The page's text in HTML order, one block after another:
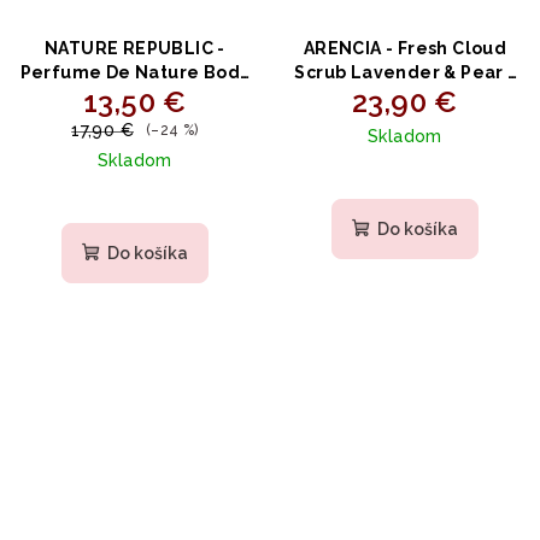
NATURE REPUBLIC -
Perfume De Nature Body
Oil Wash SUNSHINE
BERRY - Parfumovaný
olejový sprchový gél s
glycerínom a ovocnými
13,50 €
17,90 € (–24 %)
Skladom
Do košíka
ARENCIA - Fresh Cloud
Scrub Lavender & Pear -
jemný telový peeling s
levanduľou a hruškou
260g
23,90 €
Skladom
Do košíka